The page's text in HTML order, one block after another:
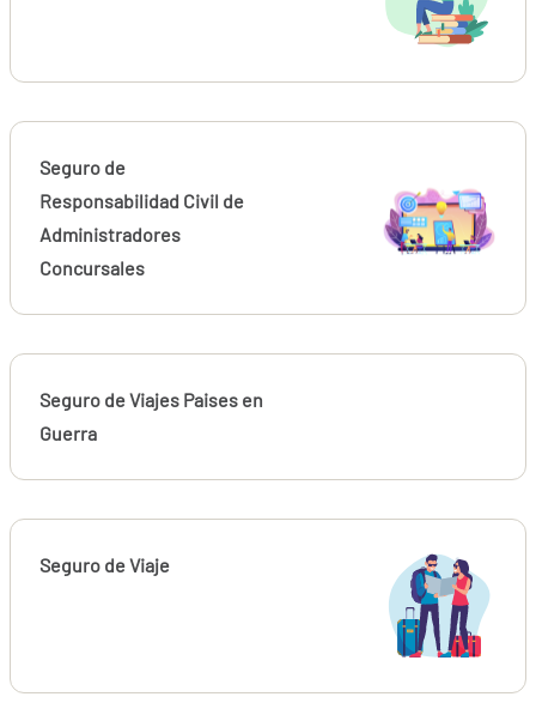
Seguro de
Responsabilidad Civil de
Administradores
Concursales
Seguro de Viajes Paises en
Guerra
Seguro de Viaje